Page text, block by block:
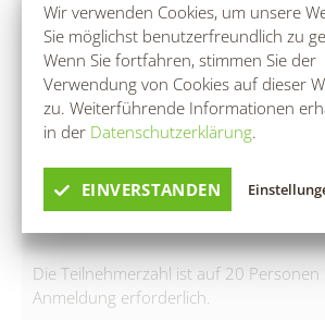
Wir verwenden Cookies, um unsere
Sie möglichst benutzerfreundlich zu
Wenn Sie fortfahren, stimmen Sie der
Verwendung von Cookies auf dieser
zu. Weiterführende Informationen
in der Datenschutzerklärung.
EINVERSTANDEN
PREISE
Hinweise zum Preis: 12,00 Euro p.
5,00 Euro pro Kind (3-10 Jahre) /
1,00 Euro Rabatt bei Vorlage der
Die Teilnehmerzahl ist auf 20 Personen
Anmeldung erforderlich.